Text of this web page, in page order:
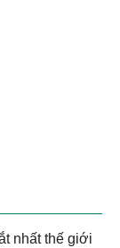
nhất thế giới